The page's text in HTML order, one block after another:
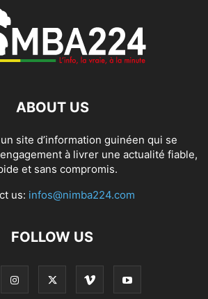
ABOUT US
site d’information guinéen qui se
à livrer une actualité fiable,
et sans compromis.
us: infos@nimba224.com
FOLLOW US